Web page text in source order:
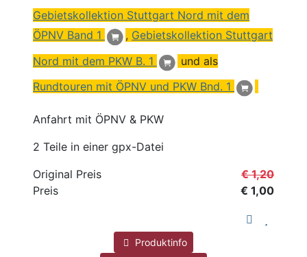
Gebietskollektion Stuttgart Nord mit dem
ÖPNV Band 1
, Gebietskollektion Stuttgart
Nord mit dem PKW B. 1
und als
Rundtouren mit ÖPNV und PKW Bnd. 1
Anfahrt mit ÖPNV & PKW
2 Teile in einer gpx-Datei
Original Preis
€ 1,20
Preis
€ 1,00
Produktinfo